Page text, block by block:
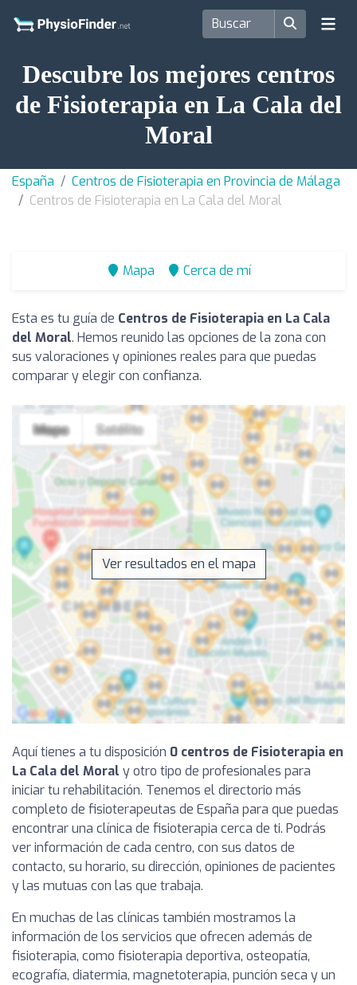
Descubre los mejores centros
de Fisioterapia en La Cala del
Moral
España
Centros de Fisioterapia en Provincia de Málaga
Centros de Fisioterapia en La Cala del Moral
Mapa Cerca de mí
Esta es tu guía de Centros de Fisioterapia en La Cala
del Moral. Hemos reunido las opciones de la zona con
sus valoraciones y opiniones reales para que puedas
comparar y elegir con confianza.
Ver resultados en el mapa
Aquí tienes a tu disposición 0 centros de Fisioterapia en
La Cala del Moral y otro tipo de profesionales para
iniciar tu rehabilitación. Tenemos el directorio más
completo de fisioterapeutas de España para que puedas
encontrar una clínica de fisioterapia cerca de ti. Podrás
ver información de cada centro, con sus datos de
contacto, su horario, su dirección, opiniones de pacientes
y las mutuas con las que trabaja.
En muchas de las clínicas también mostramos la
información de los servicios que ofrecen además de
fisioterapia, como fisioterapia deportiva, osteopatía,
ecografía, diatermia, magnetoterapia, punción seca y un